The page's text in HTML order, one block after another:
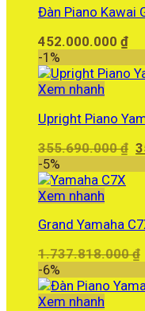
Đàn Piano Kawai
452.000.000 ₫
-1%
Xem nhanh
Upright Piano
355.690.000₫
-5%
Xem nhanh
Grand Yamaha
1.737.818.000₫
-6%
Xem nhanh